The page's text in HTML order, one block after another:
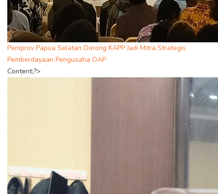
Pemprov Papua Selatan Dorong KAPP Jadi Mitra Strategis
Pemberdayaan Pengusaha OAP
Content;?>